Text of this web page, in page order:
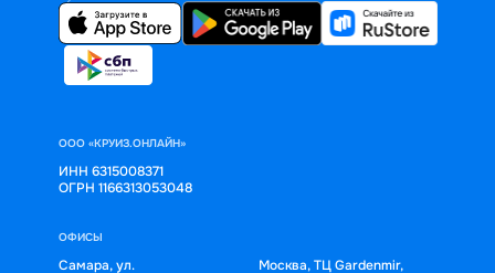
ООО «КРУИЗ.ОНЛАЙН»
ИНН 6315008371
ОГРН 1166313053048
ОФИСЫ
Самара, ул. Москва, ТЦ Gardenmir,